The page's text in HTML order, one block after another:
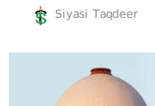
Siyasi Taqdeer